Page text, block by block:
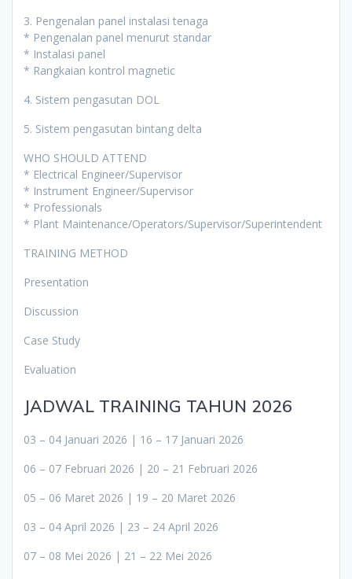
3. Pengenalan panel instalasi tenaga
* Pengenalan panel menurut standar
* Instalasi panel
* Rangkaian kontrol magnetic
4. Sistem pengasutan DOL
5. Sistem pengasutan bintang delta
WHO SHOULD ATTEND
* Electrical Engineer/Supervisor
* Instrument Engineer/Supervisor
* Professionals
* Plant Maintenance/Operators/Supervisor/Superintendent
TRAINING METHOD
Presentation
Discussion
Case Study
Evaluation
JADWAL TRAINING TAHUN 2026
03 – 04 Januari 2026 | 16 – 17 Januari 2026
06 – 07 Februari 2026 | 20 – 21 Februari 2026
05 – 06 Maret 2026 | 19 – 20 Maret 2026
03 – 04 April 2026 | 23 – 24 April 2026
07 – 08 Mei 2026 | 21 – 22 Mei 2026